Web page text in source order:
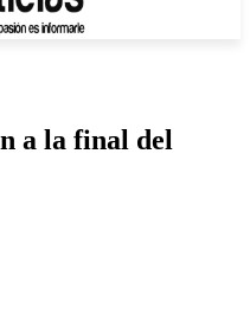
a la final del